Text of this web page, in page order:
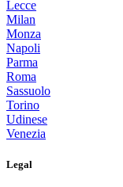
Lecce
Milan
Monza
Napoli
Parma
Roma
Sassuolo
Torino
Udinese
Venezia
Legal